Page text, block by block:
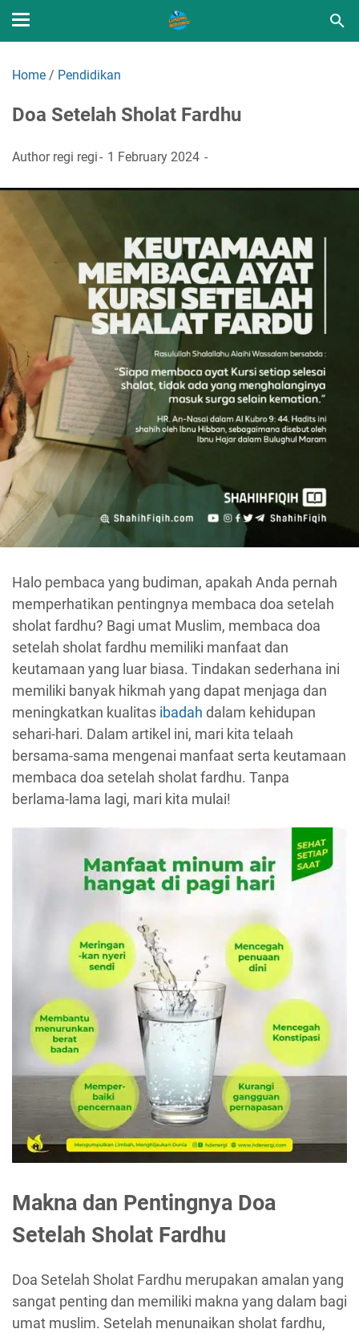
Home / Pendidikan
Doa Setelah Sholat Fardhu
Author regi regi 1 February 2024
Halo pembaca yang budiman, apakah Anda pernah
memperhatikan pentingnya membaca doa setelah
sholat fardhu? Bagi umat Muslim, membaca doa
setelah sholat fardhu memiliki manfaat dan
keutamaan yang luar biasa. Tindakan sederhana ini
memiliki banyak hikmah yang dapat menjaga dan
meningkatkan kualitas ibadah dalam kehidupan
sehari-hari. Dalam artikel ini, mari kita telaah
bersama-sama mengenai manfaat serta keutamaan
membaca doa setelah sholat fardhu. Tanpa
berlama-lama lagi, mari kita mulai!
Makna dan Pentingnya Doa
Setelah Sholat Fardhu
Doa Setelah Sholat Fardhu merupakan amalan yang
sangat penting dan memiliki makna yang dalam bagi
umat muslim. Setelah menunaikan sholat fardhu,